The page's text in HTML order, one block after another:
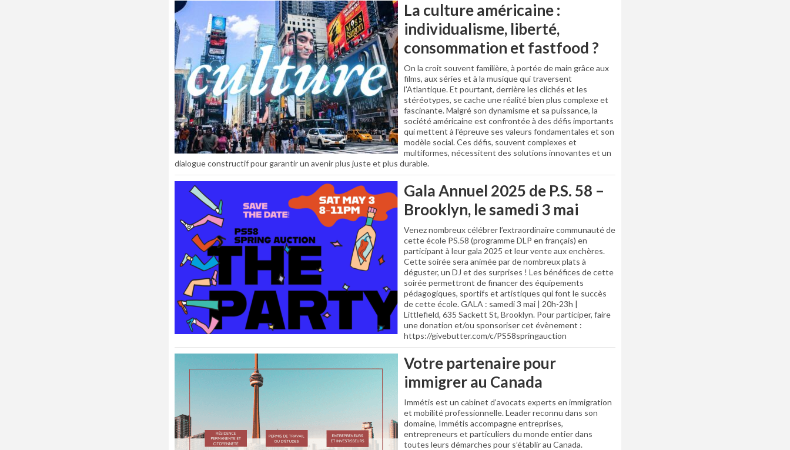
La culture américaine :
individualisme, liberté,
consommation et fastfood ?
On la croit souvent familière, à portée de main grâce aux
films, aux séries et à la musique qui traversent
l'Atlantique. Et pourtant, derrière les clichés et les
stéréotypes, se cache une réalité bien plus complexe et
fascinante. Malgré son dynamisme et sa puissance, la
société américaine est confrontée à des défis importants
qui mettent à l'épreuve ses valeurs fondamentales et son
modèle social. Ces défis, souvent complexes et
multiformes, nécessitent des solutions innovantes et un
dialogue constructif pour garantir un avenir plus juste et plus durable.
Gala Annuel 2025 de P.S. 58 –
Brooklyn, le samedi 3 mai
Venez nombreux célébrer l’extraordinaire communauté de
cette école PS.58 (programme DLP en français) en
participant à leur gala 2025 et leur vente aux enchères.
Cette soirée sera animée par de nombreux plats à
déguster, un DJ et des surprises ! Les bénéfices de cette
soirée permettront de financer des équipements
pédagogiques, sportifs et artistiques qui font le succès
de cette école. GALA : samedi 3 mai | 20h-23h |
Littlefield, 635 Sackett St, Brooklyn. Pour participer, faire
une donation et/ou sponsoriser cet évènement :
https://givebutter.com/c/PS58springauction
Votre partenaire pour
immigrer au Canada
Immétis est un cabinet d’avocats experts en immigration
et mobilité professionnelle. Leader reconnu dans son
domaine, Immétis accompagne entreprises,
entrepreneurs et particuliers du monde entier dans
toutes leurs démarches pour s’établir au Canada.